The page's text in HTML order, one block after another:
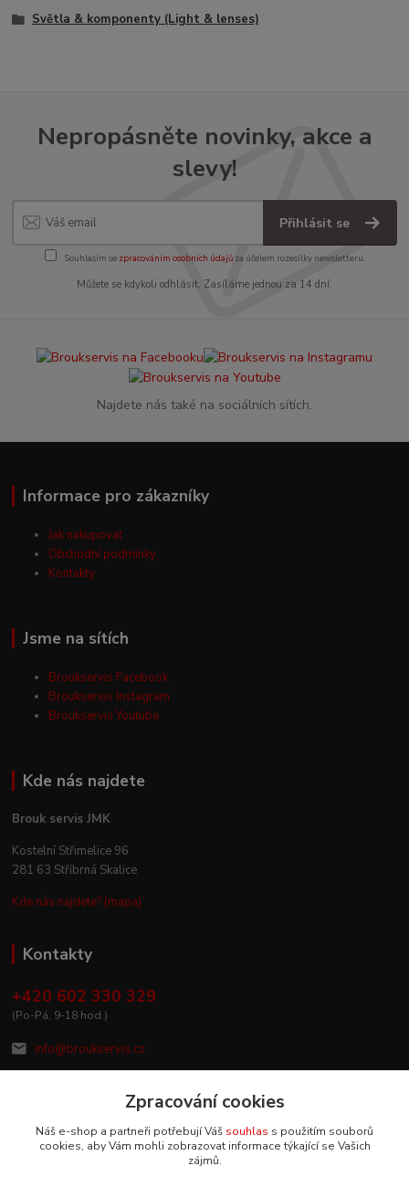
Světla & komponenty (Light & lenses)
Nepropásněte novinky, akce a
slevy!
Přihlásit se
Souhlasím se zpracováním osobních údajůza účelem rozesílky newsletteru.
Můžete se kdykoli odhlásit. Zasíláme jednou za 14 dní.
Najdete nás také na sociálních sítích.
Informace pro zákazníky
Jak nakupovat
Obchodní podmínky
Kontakty
Jsme na sítích
Broukservis Facebook
Broukservis Instagram
Broukservis Youtube
Kde nás najdete
Brouk servis JMK
Kostelní Střimelice 96
281 63 Stříbrná Skalice
Kde nás najdete? (mapa)
Kontakty
+420 602 330 329
(Po-Pá, 9-18 hod.)
info@broukservis.cz
Zpracování cookies
Náš e-shop a partneři potřebují Váš souhlas s použitím souborů
cookies, aby Vám mohli zobrazovat informace týkající se Vašich
zájmů.